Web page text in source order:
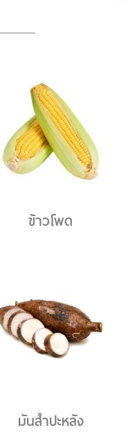
ข้าวโพด
มันสำปะหลัง